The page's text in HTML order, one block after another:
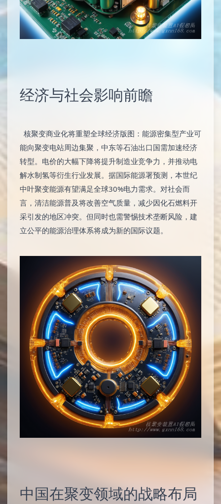
经济与社会影响前瞻
核聚变商业化将重塑全球经济版图：能源密集型产业可
能向聚变电站周边集聚，中东等石油出口国需加速经济
转型。电价的大幅下降将提升制造业竞争力，并推动电
解水制氢等衍生行业发展。据国际能源署预测，本世纪
中叶聚变能源有望满足全球30%电力需求。对社会而
言，清洁能源普及将改善空气质量，减少因化石燃料开
采引发的地区冲突。但同时也需警惕技术垄断风险，建
立公平的能源治理体系将成为新的国际议题。
中国在聚变领域的战略布局